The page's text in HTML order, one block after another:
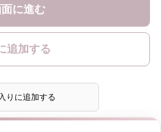
に進む
追加する
りに追加する